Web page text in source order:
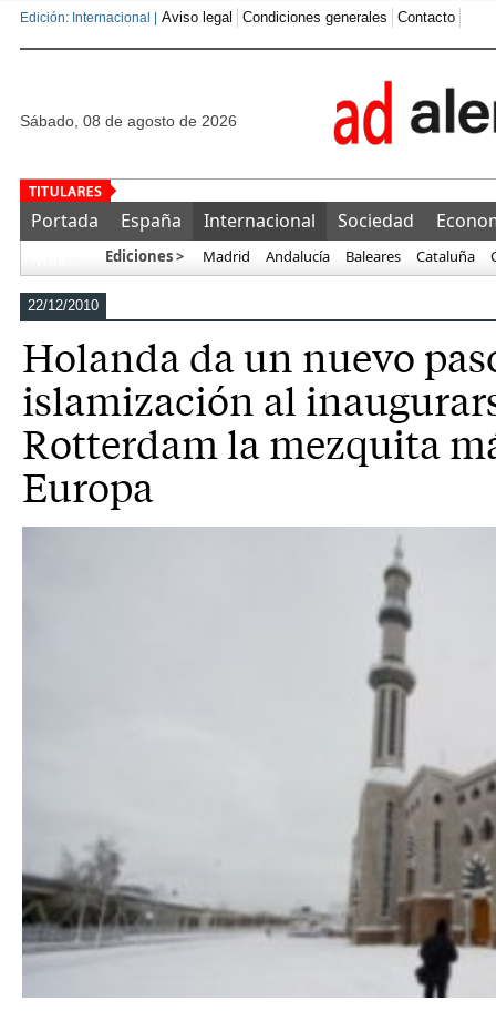
Edición: Internacional | Aviso legal Condiciones generales Contacto
sábado, 08 de agosto de 2026
Portada España Internacional Sociedad
Ediciones > Madrid Andalucía Baleares Cataluña
22/12/2010
Holanda da un nuevo
islamización al
Rotterdam la mezquita
Europa